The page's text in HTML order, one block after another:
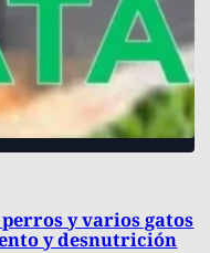
y varios gatos
y desnutrición